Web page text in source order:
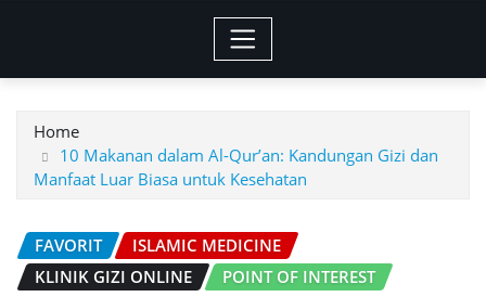
Home
10 Makanan dalam Al-Qur’an: Kandungan Gizi dan
Manfaat Luar Biasa untuk Kesehatan
FAVORIT
ISLAMIC MEDICINE
KLINIK GIZI ONLINE
POINT OF INTEREST